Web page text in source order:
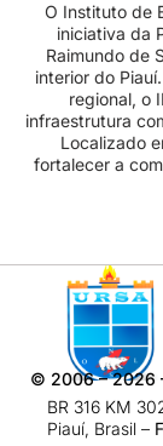
O Instituto de
iniciativa da
Raimundo de
interior do
regional, o
infraestrutura
Localizado
fortalecer a
© 2006 – 2026
BR 316 KM
Piauí, Brasil –